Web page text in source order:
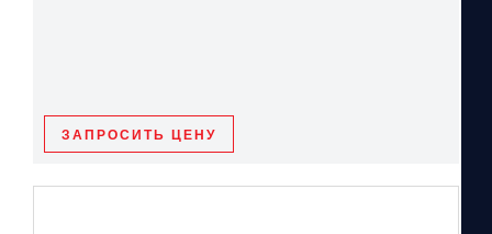
ЗАПРОСИТЬ ЦЕНУ